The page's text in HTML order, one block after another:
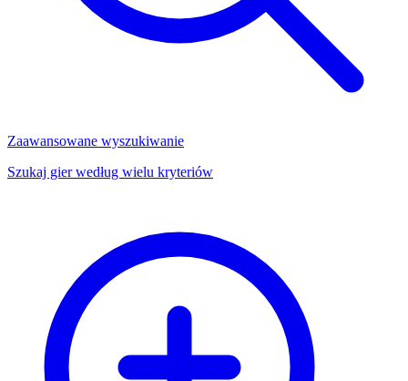
Zaawansowane wyszukiwanie
Szukaj gier według wielu kryteriów